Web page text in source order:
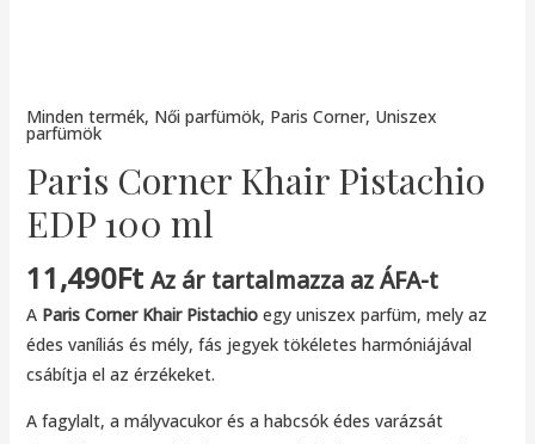
Minden termék, Női parfümök, Paris Corner, Uniszex
parfümök
Paris Corner Khair Pistachio
EDP 100 ml
11,490Ft Az ár tartalmazza az ÁFA-t
AParis Corner Khair Pistachio egy uniszex parfüm, mely az
édes vaníliás és mély, fás jegyek tökéletes harmóniájával
csábítja el az érzékeket.
A fagylalt, a mályvacukor és a habcsók édes varázsát